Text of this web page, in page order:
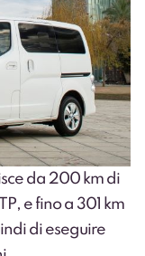
da 200 km di
e fino a 301 km
di eseguire